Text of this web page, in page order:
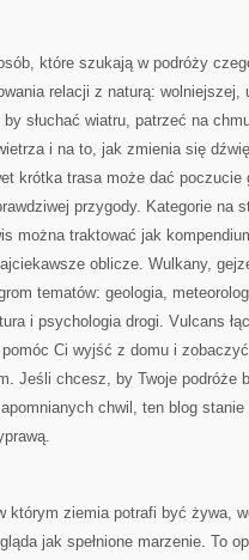
które szukają w podróży
relacji z naturą: wolniejszej,
słuchać wiatru, patrzeć na
i na to, jak zmienia się
krótka trasa może dać poczucie
przygody. Kategorie na
można traktować jak
oblicze. Wulkany,
tematów: geologia,
i psychologia drogi. Vulcans
Ci wyjść z domu i
Jeśli chcesz, by Twoje podróże
chwil, ten blog
którym ziemia potrafi być żywa,
jak spełnione marzenie. To